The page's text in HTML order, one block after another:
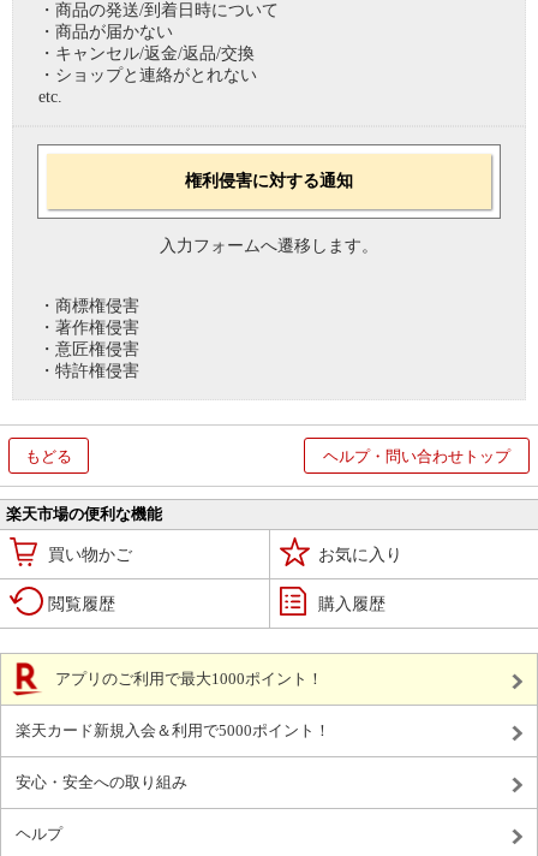
・商品の発送/到着日時について
・商品が届かない
・キャンセル/返金/返品/交換
・ショップと連絡がとれない
etc.
権利侵害に対する通知
入力フォームへ遷移します。
・商標権侵害
・著作権侵害
・意匠権侵害
・特許権侵害
もどる ヘルプ・問い合わせトップ
楽天市場の便利な機能
買い物かご お気に入り
閲覧履歴 購入履歴
アプリのご利用で最大1000ポイント！
楽天カード新規入会＆利用で5000ポイント！
安心・安全への取り組み
ヘルプ